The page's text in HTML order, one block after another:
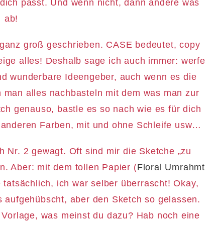
passt. Und wenn nicht, dann ändere was
ab!
groß geschrieben. CASE bedeutet, copy
alles! Deshalb sage ich auch immer: werfe
wunderbare Ideengeber, auch wenn es die
alles nachbasteln mit dem was man zur
genauso, bastle es so nach wie es für dich
Farben, mit und ohne Schleife usw…
Nr. 2 gewagt. Oft sind mir die Sketche „zu
Aber: mit dem tollen Papier (Floral Umrahmt
ich war selber überrascht! Okay,
aber den Sketch so gelassen.
was meinst du dazu? Hab noch eine